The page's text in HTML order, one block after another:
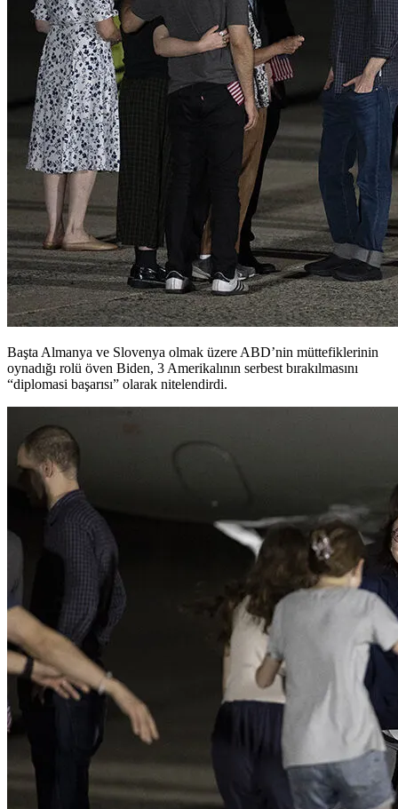
Başta Almanya ve Slovenya olmak üzere ABD’nin müttefiklerinin
oynadığı rolü öven Biden, 3 Amerikalının serbest bırakılmasını
“diplomasi başarısı” olarak nitelendirdi.